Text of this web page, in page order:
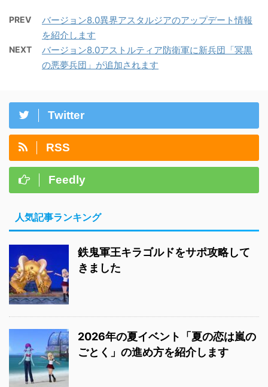
PREV
バージョン8.0異界アスタルジアのアップデート情報
を紹介します
NEXT
バージョン8.0アストルティア防衛軍に新兵団「冥黒
の悪夢兵団」が追加されます
Twitter
RSS
Feedly
人気記事ランキング
鉄鬼軍王キラゴルドをサポ攻略して
きました
2026年の夏イベント「夏の恋は嵐の
ごとく」の進め方を紹介します